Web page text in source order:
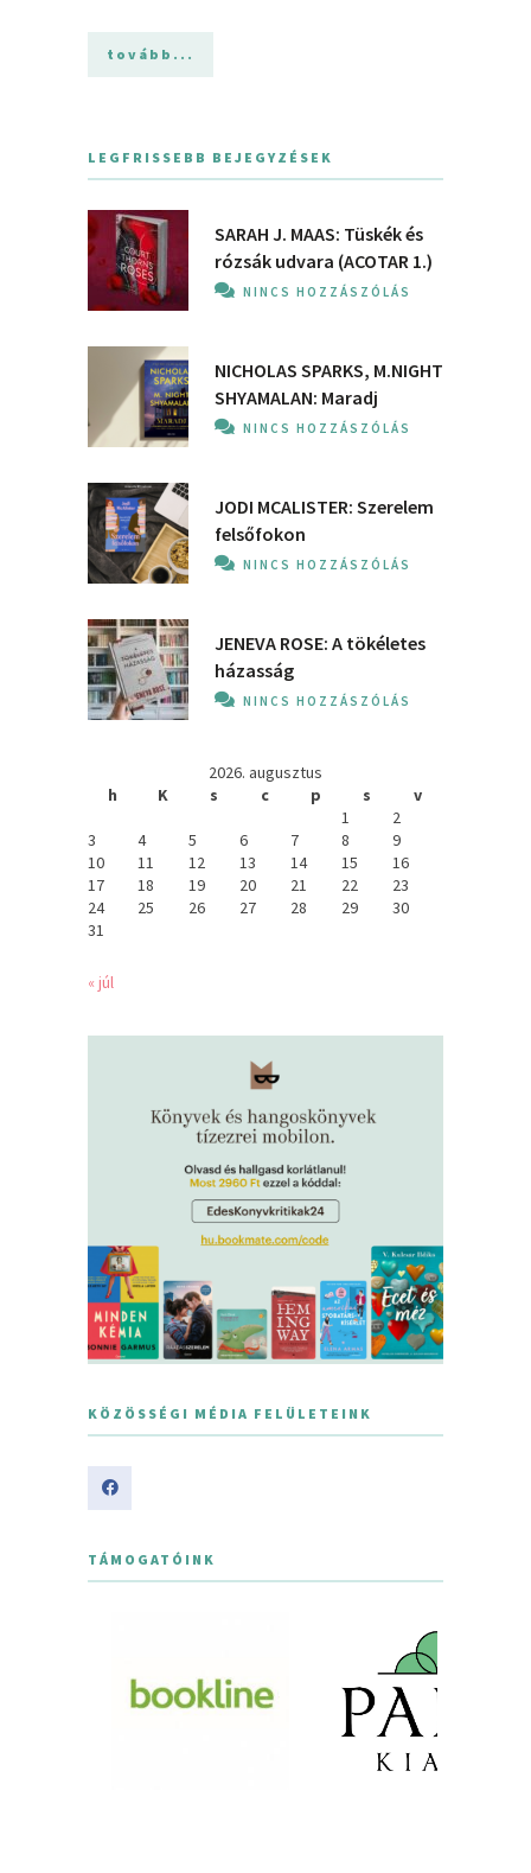
tovább...
LEGFRISSEBB BEJEGYZÉSEK
SARAH J. MAAS: Tüskék és
rózsák udvara (ACOTAR 1.)
NINCS HOZZÁSZÓLÁS
NICHOLAS SPARKS, M.NIGHT
SHYAMALAN: Maradj
NINCS HOZZÁSZÓLÁS
JODI MCALISTER: Szerelem
felsőfokon
NINCS HOZZÁSZÓLÁS
JENEVA ROSE: A ​tökéletes
házasság
NINCS HOZZÁSZÓLÁS
2026. augusztus
h
K s c p s
v
1
2
3
4 5 6 7 8
9
10
11 12 13 14 15
16
17
18 19 20 21 22
23
24
25 26 27 28 29
30
31
« júl
KÖZÖSSÉGI MÉDIA FELÜLETEINK
TÁMOGATÓINK